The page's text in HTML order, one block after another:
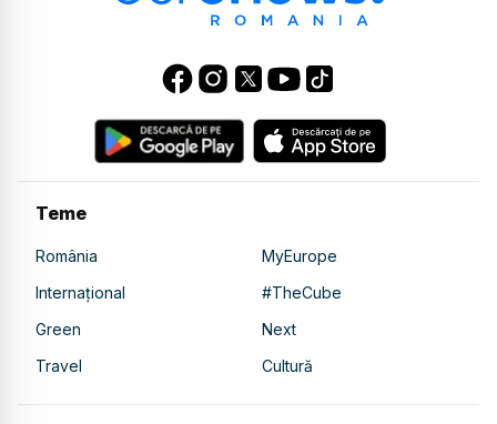
Teme
România
MyEurope
Internațional
#TheCube
Green
Next
Travel
Cultură